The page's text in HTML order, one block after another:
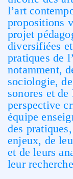
l’art
propositions
projet
diversifiées
pratiques de
notamment,
sociologie,
sonores et
perspective
équipe
des
enjeux, de
et de leurs
leur